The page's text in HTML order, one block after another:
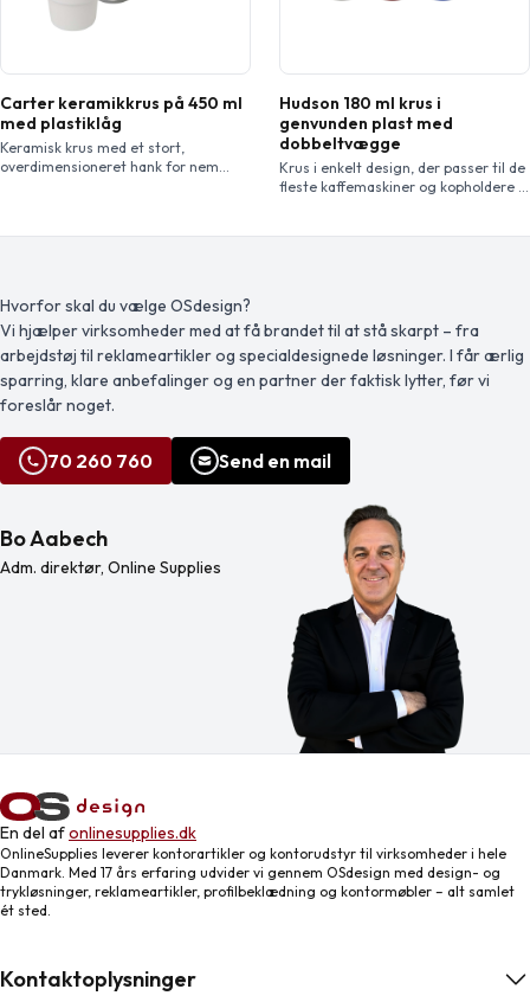
Carter keramikkrus på 450 ml
med plastiklåg
Keramisk krus med et stort,
overdimensioneret hank for nem
Hudson 180 ml krus i
genvunden plast med
dobbeltvægge
Krus i enkelt design, der passer til de
fleste kaffemaskiner og kopholdere i
Hvorfor skal du vælge OSdesign?
Vi hjælper virksomheder med at få brandet til at stå skarpt – fra
arbejdstøj til reklameartikler og specialdesignede løsninger. I får ærlig
sparring, klare anbefalinger og en partner der faktisk lytter, før vi
foreslår noget.
70 260 760 Send en mail
Bo Aabech
Adm. direktør, Online Supplies
En del afonlinesupplies.dk
OnlineSupplies leverer kontorartikler og kontorudstyr til virksomheder i hele
Danmark. Med 17 års erfaring udvider vi gennem OSdesign med design- og
trykløsninger, reklameartikler, profilbeklædning og kontormøbler – alt samlet
ét sted.
Kontaktoplysninger